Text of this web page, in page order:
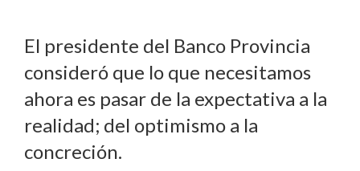
El presidente del Banco Provincia
consideró que lo que necesitamos
ahora es pasar de la expectativa a la
realidad; del optimismo a la
concreción.